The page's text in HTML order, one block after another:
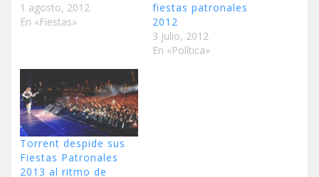
1 agosto, 2012
En «Fiestas»
fiestas patronales
3 julio, 2012
En «Política»
Torrent despide sus
Fiestas Patronales
2013 al ritmo de